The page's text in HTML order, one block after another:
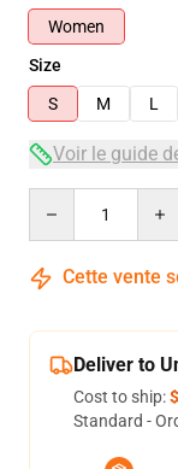
Women
Size
S
M L
Voir le guide
Cette vente
Deliver to
Cost to ship:
Standard -